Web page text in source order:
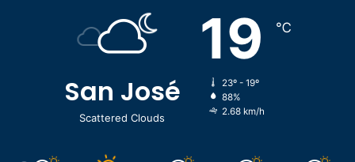
San José
Scattered Clouds
19 ℃
23º - 19º
88%
2.68 km/h